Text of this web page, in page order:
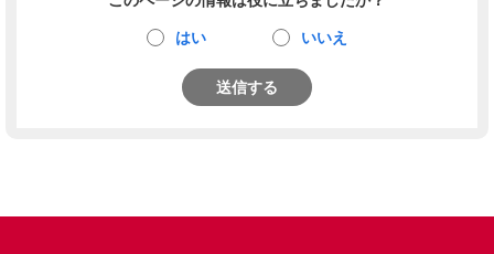
はい いいえ
送信する